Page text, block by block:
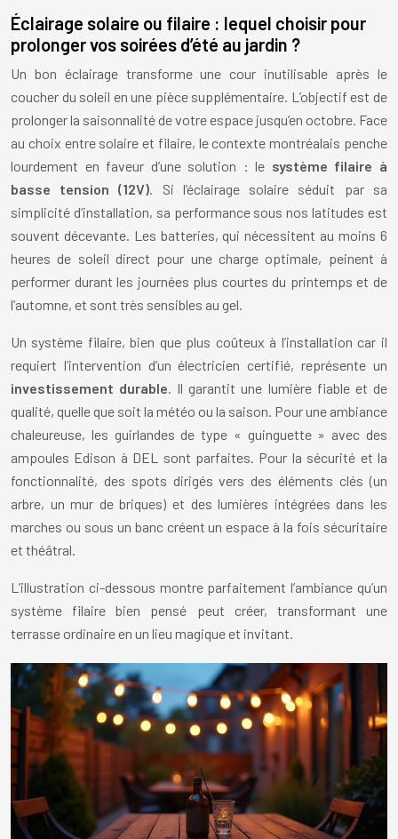
Éclairage solaire ou filaire : lequel choisir pour
prolonger vos soirées d’été au jardin ?
Un bon éclairage transforme une cour inutilisable après le
coucher du soleil en une pièce supplémentaire. L’objectif est de
prolonger la saisonnalité de votre espace jusqu’en octobre. Face
au choix entre solaire et filaire, le contexte montréalais penche
lourdement en faveur d’une solution : le système filaire à
basse tension (12V). Si l’éclairage solaire séduit par sa
simplicité d’installation, sa performance sous nos latitudes est
souvent décevante. Les batteries, qui nécessitent au moins 6
heures de soleil direct pour une charge optimale, peinent à
performer durant les journées plus courtes du printemps et de
l’automne, et sont très sensibles au gel.
Un système filaire, bien que plus coûteux à l’installation car il
requiert l’intervention d’un électricien certifié, représente un
investissement durable. Il garantit une lumière fiable et de
qualité, quelle que soit la météo ou la saison. Pour une ambiance
chaleureuse, les guirlandes de type « guinguette » avec des
ampoules Edison à DEL sont parfaites. Pour la sécurité et la
fonctionnalité, des spots dirigés vers des éléments clés (un
arbre, un mur de briques) et des lumières intégrées dans les
marches ou sous un banc créent un espace à la fois sécuritaire
et théâtral.
L’illustration ci-dessous montre parfaitement l’ambiance qu’un
système filaire bien pensé peut créer, transformant une
terrasse ordinaire en un lieu magique et invitant.